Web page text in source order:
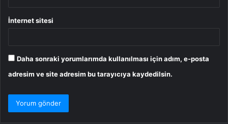
İnternet sitesi
Daha sonraki yorumlarımda kullanılması için adım, e-posta
adresim ve site adresim bu tarayıcıya kaydedilsin.